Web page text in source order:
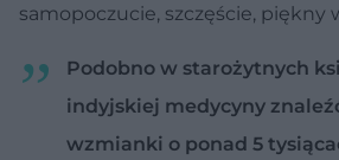
samopoczucie, szczęście, piękny
Podobno w starożytnych
indyjskiej medycyny
wzmianki o ponad 5